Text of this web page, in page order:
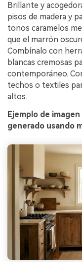
Brillante y
pisos de madera y
tonos caramelos
que el marrón
Combínalo con
blancas cremosas
contemporáneo.
techos o textiles
altos.
Ejemplo de
generado usando